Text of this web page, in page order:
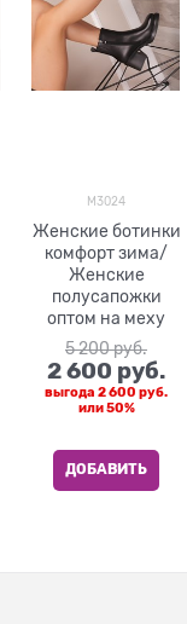
M3024
Женские ботинки
комфорт зима/
Женские
полусапожки
оптом на меху
5 200 руб.
2 600 руб.
выгода 2 600 руб.
или50%
ДОБАВИТЬ